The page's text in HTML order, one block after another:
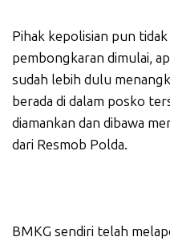
Pihak kepolisian pun
pembongkaran dimulai,
sudah lebih dulu
berada di dalam posko
diamankan dan dibawa
dari Resmob Polda.
BMKG sendiri telah